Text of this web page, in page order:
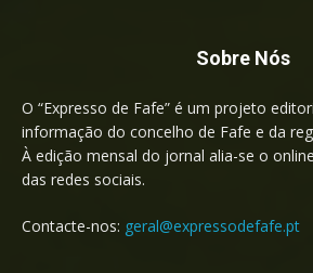
Sobre Nós
O “Expresso de Fafe” é um projeto
informação do concelho de Fafe e da
À edição mensal do jornal alia-se o
das redes sociais.
Contacte-nos: geral@expressodefafe.pt